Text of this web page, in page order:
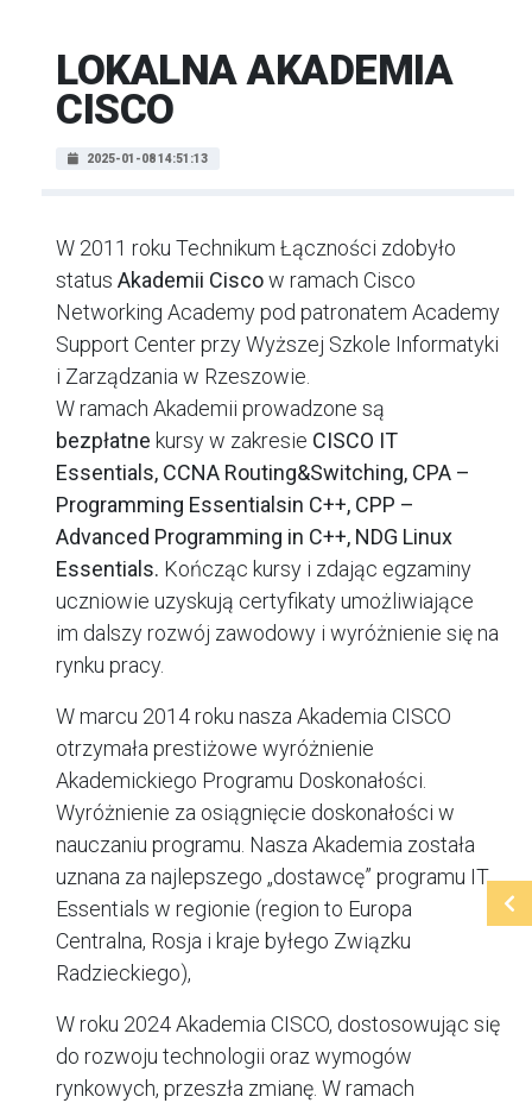
LOKALNA AKADEMIA
CISCO
2025-01-08 14:51:13
W 2011 roku Technikum Łączności zdobyło
status Akademii Ciscow ramach Cisco
Networking Academy pod patronatem Academy
Support Center przy Wyższej Szkole Informatyki
i Zarządzania w Rzeszowie.
W ramach Akademii prowadzone są
bezpłatne kursy w zakresie CISCO IT
Essentials, CCNA Routing&Switching, CPA –
Programming Essentialsin C++, CPP –
Advanced Programming in C++, NDG Linux
Essentials. Kończąc kursy i zdając egzaminy
uczniowie uzyskują certyfikaty umożliwiające
im dalszy rozwój zawodowy i wyróżnienie się na
rynku pracy.
W marcu 2014 roku nasza Akademia CISCO
otrzymała prestiżowe wyróżnienie
Akademickiego Programu Doskonałości.
Wyróżnienie za osiągnięcie doskonałości w
nauczaniu programu. Nasza Akademia została
uznana za najlepszego „dostawcę” programu IT
Essentials w regionie (region to Europa
Centralna, Rosja i kraje byłego Związku
Radzieckiego),
W roku 2024 Akademia CISCO, dostosowując się
do rozwoju technologii oraz wymogów
rynkowych, przeszła zmianę. W ramach